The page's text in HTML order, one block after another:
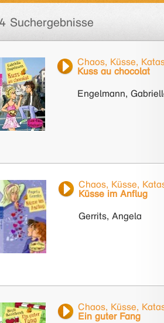
Suchergebnisse
Chaos, Küsse,
Kuss au chocolat
Engelmann,
Chaos, Küsse,
Küsse im Anflug
Gerrits, Angela
Chaos, Küsse,
Ein guter Fang